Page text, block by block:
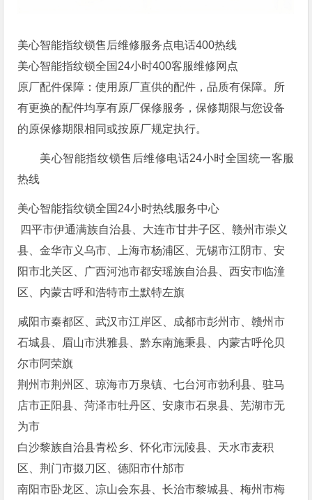
美心智能指纹锁售后维修服务点电话400热线
美心智能指纹锁全国24小时400客服维修网点
原厂配件保障：使用原厂直供的配件，品质有保障。所
有更换的配件均享有原厂保修服务，保修期限与您设备
的原保修期限相同或按原厂规定执行。
美心智能指纹锁售后维修电话24小时全国统一客服
热线
美心智能指纹锁全国24小时热线服务中心
四平市伊通满族自治县、大连市甘井子区、赣州市崇义
县、金华市义乌市、上海市杨浦区、无锡市江阴市、安
阳市北关区、广西河池市都安瑶族自治县、西安市临潼
区、内蒙古呼和浩特市土默特左旗
咸阳市秦都区、武汉市江岸区、成都市彭州市、赣州市
石城县、眉山市洪雅县、黔东南施秉县、内蒙古呼伦贝
尔市阿荣旗
荆州市荆州区、琼海市万泉镇、七台河市勃利县、驻马
店市正阳县、菏泽市牡丹区、安康市石泉县、芜湖市无
为市
白沙黎族自治县青松乡、怀化市沅陵县、天水市麦积
区、荆门市掇刀区、德阳市什邡市
南阳市卧龙区、凉山会东县、长治市黎城县、梅州市梅